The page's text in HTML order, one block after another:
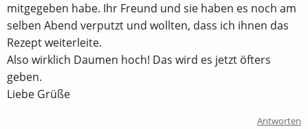
mitgegeben habe. Ihr Freund und sie haben es noch am
selben Abend verputzt und wollten, dass ich ihnen das
Rezept weiterleite.
Also wirklich Daumen hoch! Das wird es jetzt öfters
geben.
Liebe Grüße
Antworten